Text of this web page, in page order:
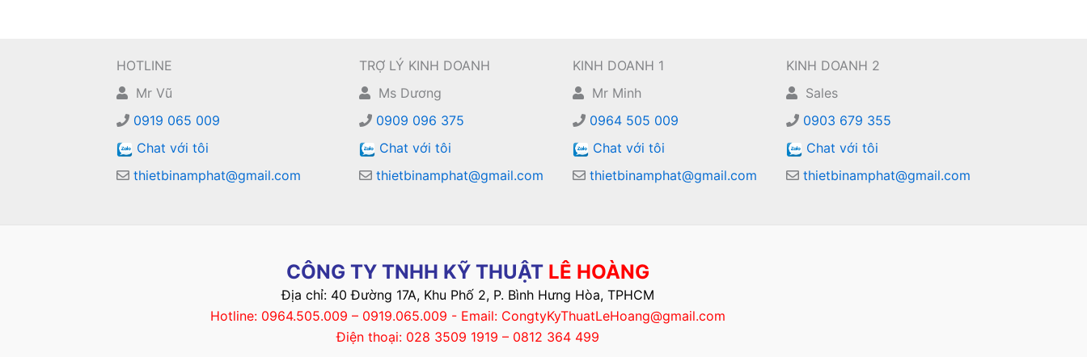
HOTLINE
Mr Vũ
0919 065 009
Chat với tôi
thietbinamphat@gmail.com
TRỢ LÝ KINH DOANH
Ms Dương
0909 096 375
Chat với tôi
thietbinamphat@gmail.com
KINH DOANH 1
Mr Minh
0964 505 009
Chat với tôi
thietbinamphat@gmail.com
KINH DOANH 2
Sales
0903 679 355
Chat với tôi
thietbinamphat@gmail.com
CÔNG TY TNHH KỸ THUẬT LÊ HOÀNG
Địa chỉ: 40 Đường 17A, Khu Phố 2, P. Bình Hưng Hòa, TPHCM
Hotline: 0964.505.009 – 0919.065.009 - Email: CongtyKyThuatLeHoang@gmail.com
Điện thoại: 028 3509 1919 – 0812 364 499